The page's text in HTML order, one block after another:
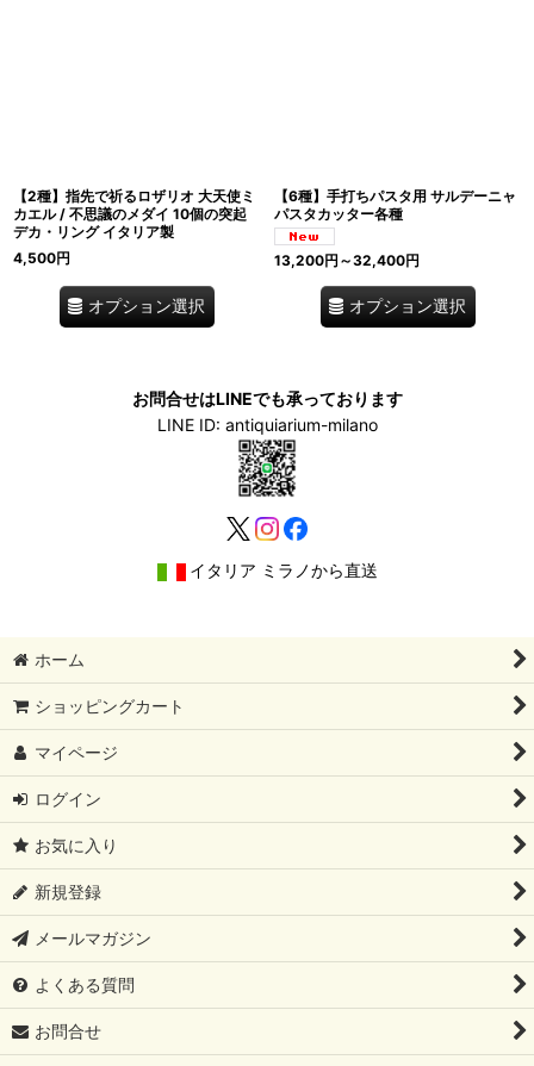
【2種】指先で祈るロザリオ 大天使ミ
カエル / 不思議のメダイ 10個の突起
デカ・リング イタリア製
4,500円
オプション選択
【6種】手打ちパスタ用 サルデーニャ
パスタカッター各種
13,200円 ～32,400円
オプション選択
お問合せはLINEでも承っております
LINE ID: antiquiarium-milano
イタリア ミラノから直送
ホーム
ショッピングカート
マイページ
ログイン
お気に入り
新規登録
メールマガジン
よくある質問
お問合せ